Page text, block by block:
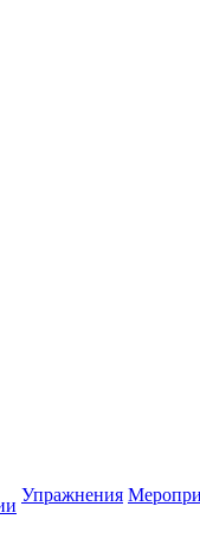
Упражнения